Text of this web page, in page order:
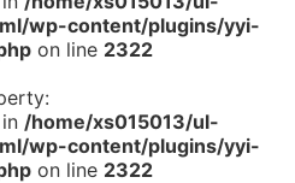
wp-content/plugins/yyi-
on line 2322
/home/xs015013/ul-
wp-content/plugins/yyi-
on line 2322